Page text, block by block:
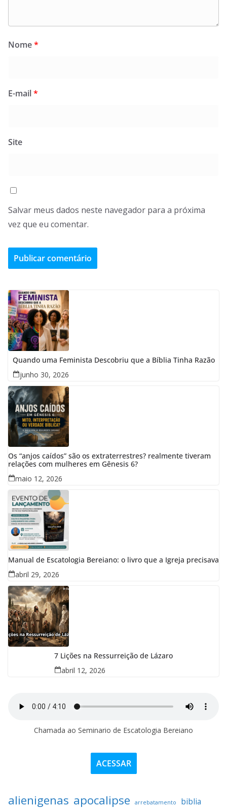
Nome*
E-mail*
Site
Salvar meus dados neste navegador para a próxima
vez que eu comentar.
Quando uma Feminista Descobriu que a Bíblia Tinha Razão
junho 30, 2026
Os “anjos caídos” são os extraterrestres? realmente tiveram
relações com mulheres em Gênesis 6?
maio 12, 2026
Manual de Escatologia Bereiano: o livro que a Igreja precisava
abril 29, 2026
7 Lições na Ressurreição de Lázaro
abril 12, 2026
Chamada ao Seminario de Escatologia Bereiano
ACESSAR
alienigenas apocalipse arrebatamento
biblia